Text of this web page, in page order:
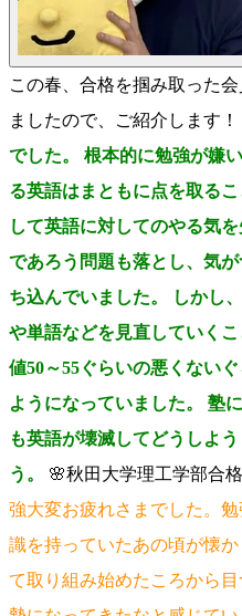
この春、合格を掴み取った
ましたので、ご紹介します！
でした。 根本的に勉強が嫌
る英語はまともに点を取る
して英語に対してのやる気
であろう問題も落とし、気
ち込んでいました。 しかし
や単語などを見直していく
値50～55ぐらいの悪くない
ようになっていました。 塾
も英語が壊滅してどうしよ
う。
🌸秋田大学理工学部合
強大変お疲れさまでした。
識を持っていたあの頃が懐
て取り組み始めたころから